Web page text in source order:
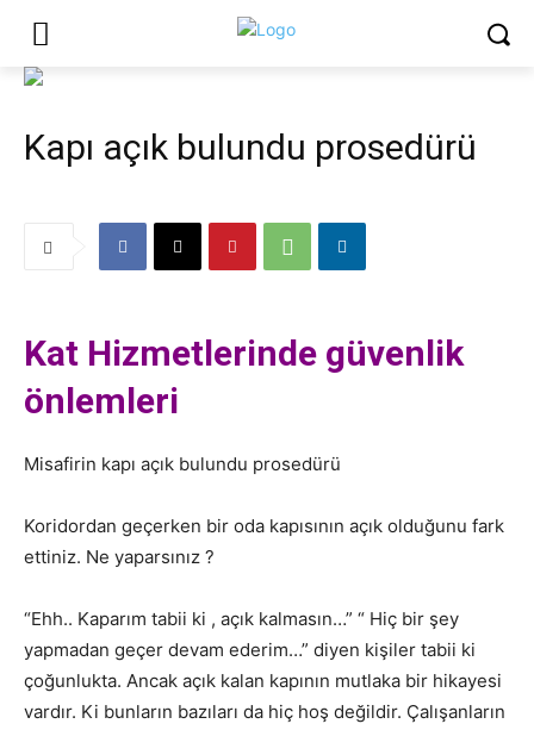
Kapı açık bulundu prosedürü
Kat Hizmetlerinde güvenlik
önlemleri
Misafirin kapı açık bulundu prosedürü
Koridordan geçerken bir oda kapısının açık olduğunu fark
ettiniz. Ne yaparsınız ?
“Ehh.. Kaparım tabii ki , açık kalmasın…” “ Hiç bir şey
yapmadan geçer devam ederim…” diyen kişiler tabii ki
çoğunlukta. Ancak açık kalan kapının mutlaka bir hikayesi
vardır. Ki bunların bazıları da hiç hoş değildir. Çalışanların